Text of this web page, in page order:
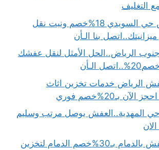
التغليف
ونيت نقل عفش حي السويدي 18%خصم ونيت نقل
بنا الـأن
الرياض..الحل الأمثل لنقل عفشك
الـأن
الرياض خدمات تخزين اثاث
المهدية..العفش يوصل مرتب وسليم
شركة تخزين عفش بالدمام بـ30%خصم الدمام لتخزين